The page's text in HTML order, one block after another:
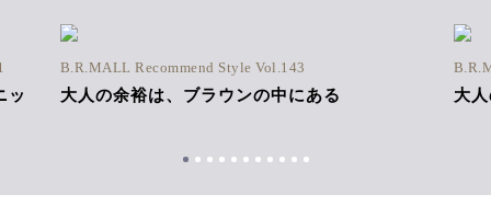
ッ
B.R.MALL Recommend Style Vol.143
大人の余裕は、ブラウンの中にある 大